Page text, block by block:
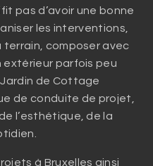
pas d’avoir une bonne
les interventions,
composer avec
extérieur parfois peu
de Cottage
de conduite de projet,
l’esthétique, de la
à Bruxelles ainsi